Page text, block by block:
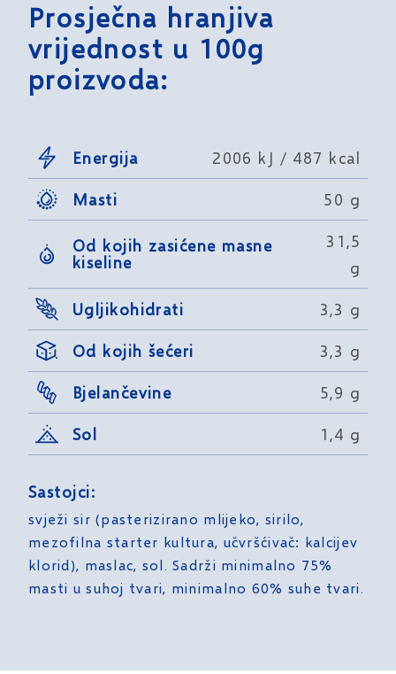
Prosječna hranjiva
vrijednost u 100g
proizvoda:
Energija 2006 kJ / 487 kcal
Masti 50 g
Od kojih zasićene masne
kiseline
31,5
g
Ugljikohidrati 3,3 g
Od kojih šećeri 3,3 g
Bjelančevine 5,9 g
Sol 1,4 g
Sastojci:
svježi sir (pasterizirano mlijeko, sirilo,
mezofilna starter kultura, učvršćivač: kalcijev
klorid), maslac, sol. Sadrži minimalno 75%
masti u suhoj tvari, minimalno 60% suhe tvari.